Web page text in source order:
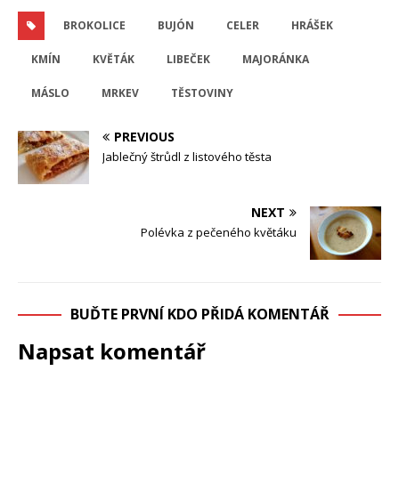
BROKOLICE BUJÓN CELER HRÁŠEK
KMÍN KVĚTÁK LIBEČEK MAJORÁNKA
MÁSLO MRKEV TĚSTOVINY
PREVIOUS
Jablečný štrůdl z listového těsta
NEXT
Polévka z pečeného květáku
BUĎTE PRVNÍ KDO PŘIDÁ KOMENTÁŘ
Napsat komentář